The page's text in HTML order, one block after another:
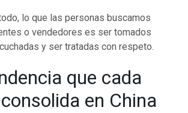
lo que las personas buscamos
o vendedores es ser tomados
y ser tratadas con respeto.
que cada
en China